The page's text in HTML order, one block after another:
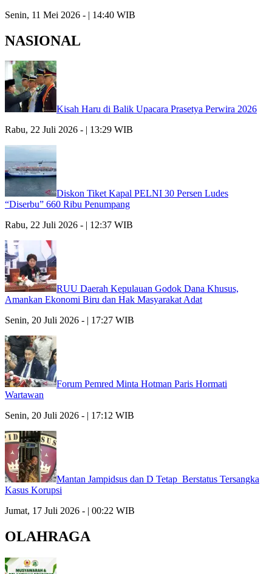
Senin, 11 Mei 2026 - | 14:40 WIB
NASIONAL
Kisah Haru di Balik Upacara Prasetya Perwira 2026
Rabu, 22 Juli 2026 - | 13:29 WIB
Diskon Tiket Kapal PELNI 30 Persen Ludes
“Diserbu” 660 Ribu Penumpang
Rabu, 22 Juli 2026 - | 12:37 WIB
RUU Daerah Kepulauan Godok Dana Khusus,
Amankan Ekonomi Biru dan Hak Masyarakat Adat
Senin, 20 Juli 2026 - | 17:27 WIB
Forum Pemred Minta Hotman Paris Hormati
Wartawan
Senin, 20 Juli 2026 - | 17:12 WIB
Mantan Jampidsus dan D Tetap Berstatus Tersangka
Kasus Korupsi
Jumat, 17 Juli 2026 - | 00:22 WIB
OLAHRAGA